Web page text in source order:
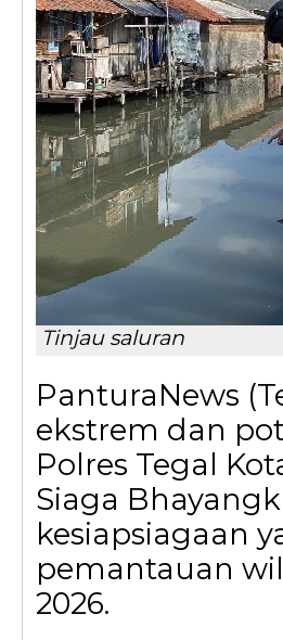
Tinjau saluran
PanturaNews
ekstrem dan
Polres Tegal
Siaga
kesiapsiagaan
pemantauan
2026.